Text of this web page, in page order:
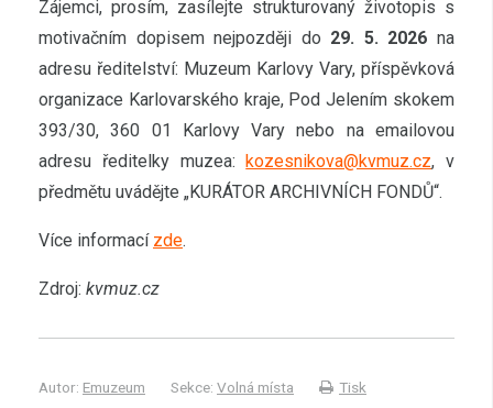
Zájemci, prosím, zasílejte strukturovaný životopis s
motivačním dopisem nejpozději do 29. 5. 2026 na
adresu ředitelství: Muzeum Karlovy Vary, příspěvková
organizace Karlovarského kraje, Pod Jelením skokem
393/30, 360 01 Karlovy Vary nebo na emailovou
adresu ředitelky muzea:kozesnikova@kvmuz.cz, v
předmětu uvádějte „KURÁTOR ARCHIVNÍCH FONDŮ“.
Více informací zde.
Zdroj: kvmuz.cz
Autor: Emuzeum Sekce: Volná místa
Tisk